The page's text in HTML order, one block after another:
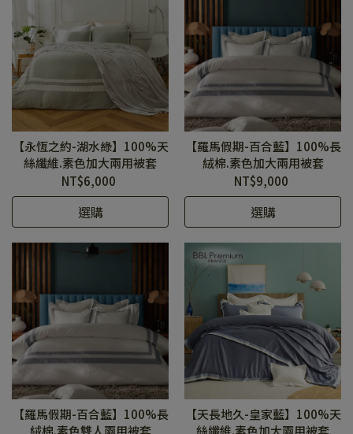
【永恆之約-湖水綠】100%天
絲纖維.素色加大兩用被套
NT$6,000
選購
【羅馬假期-百合藍】100%長
絨棉.素色加大兩用被套
NT$9,000
選購
【羅馬假期-百合藍】100%長
絨棉.素色雙人兩用被套
【天長地久-皇家藍】100%天
絲纖維.素色加大兩用被套